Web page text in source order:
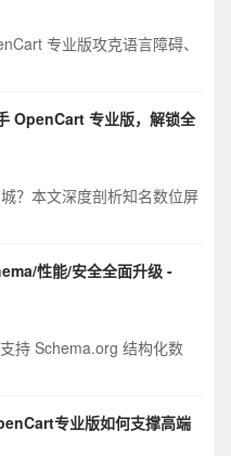
专业版攻克语言障碍、
OpenCart 专业版，解锁全
？本文深度剖析知名数位屏
性能/安全全面升级 -
持 Schema.org 结构化数
专业版如何支撑高端